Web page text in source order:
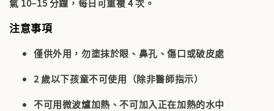
氣 10–15 分鐘，每日可重複 4 次。
注意事項
僅供外用，勿塗抹於眼、鼻孔、傷口或破皮處
2 歲以下孩童不可使用（除非醫師指示）
不可用微波爐加熱、不可加入正在加熱的水中